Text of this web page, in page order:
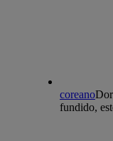
coreano
fundido,